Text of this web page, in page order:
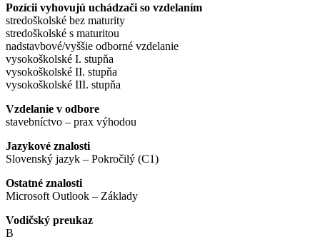
Pozícii vyhovujú uchádzači so vzdelaním
stredoškolské bez maturity
stredoškolské s maturitou
nadstavbové/vyššie odborné vzdelanie
vysokoškolské I. stupňa
vysokoškolské II. stupňa
vysokoškolské III. stupňa
Vzdelanie v odbore
stavebníctvo – prax výhodou
Jazykové znalosti
Slovenský jazyk – Pokročilý (C1)
Ostatné znalosti
Microsoft Outlook – Základy
Vodičský preukaz
B